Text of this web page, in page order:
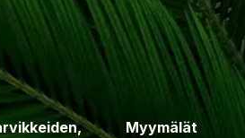
Myymälät